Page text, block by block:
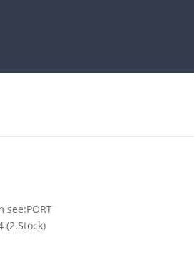
see:PORT
(2.Stock)